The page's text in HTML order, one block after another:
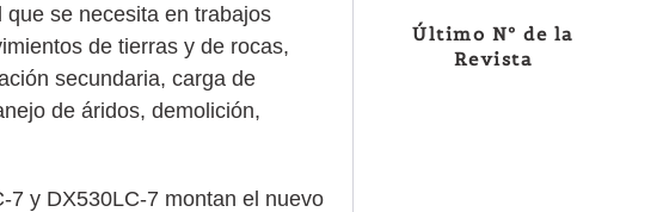
se necesita en trabajos
de tierras y de rocas,
secundaria, carga de
de áridos, demolición,
7 y DX530LC-7 montan el nuevo
Último Nº de la
Revista